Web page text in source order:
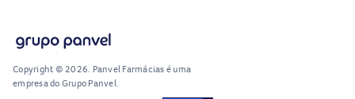
Copyright © 2026. Panvel Farmácias é uma
empresa do Grupo Panvel.